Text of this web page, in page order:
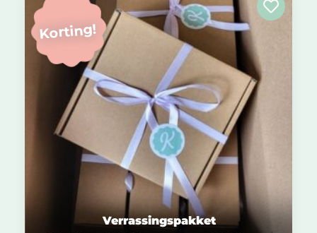
Korting!
Verrassingspakket